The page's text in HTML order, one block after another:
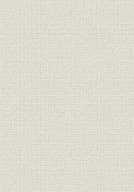
関係会社
経営理念
経営理念
定款